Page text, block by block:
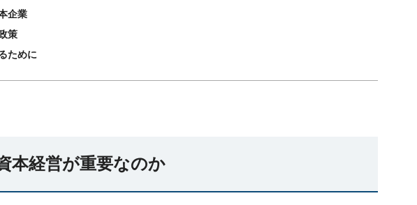
企業
策
ために
本経営が重要なのか